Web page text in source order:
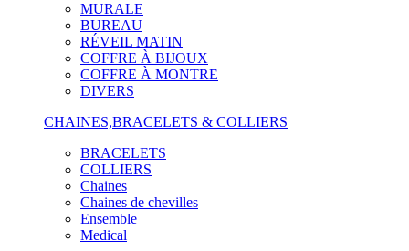
MURALE
BUREAU
RÉVEIL MATIN
COFFRE À BIJOUX
COFFRE À MONTRE
DIVERS
CHAINES,BRACELETS & COLLIERS
BRACELETS
COLLIERS
Chaines
Chaines de chevilles
Ensemble
Medical